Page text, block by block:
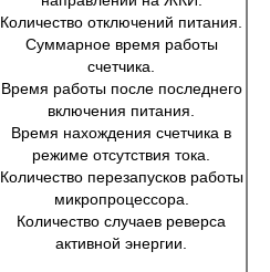
Количество отключений питания.
Суммарное время работы
счетчика.
Время работы после последнего
включения питания.
Время нахождения счетчика в
режиме отсутствия тока.
Количество перезапусков работы
микропроцессора.
Количество случаев реверса
активной энергии.